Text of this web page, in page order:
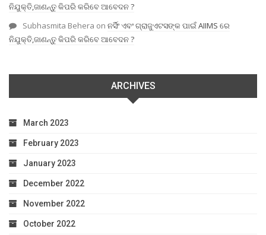
ନିଯୁକ୍ତି,ଜାଣନ୍ତୁ କିପରି କରିବେ ଆବେଦନ ?
Subhasmita Behera on ନର୍ସିଂ ଏବଂ ଗ୍ରାଜୁଏଟସଙ୍କ ପାଇଁ AIIMS ରେ
ନିଯୁକ୍ତି,ଜାଣନ୍ତୁ କିପରି କରିବେ ଆବେଦନ ?
ARCHIVES
March 2023
February 2023
January 2023
December 2022
November 2022
October 2022